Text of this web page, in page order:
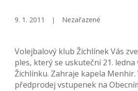
9. 1. 2011 Nezařazené
Volejbalový klub Žichlínek Vás
ples, který se uskuteční 21. ledna
Žichlínku. Zahraje kapela Menhir.
předprodej vstupenek na